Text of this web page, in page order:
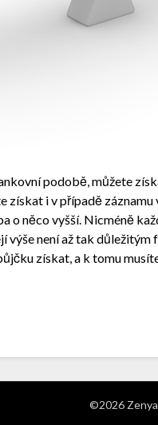
podobě, můžete
získat i v případě
o něco vyšší. Nicméně
výše není až tak
získat, a k tomu
©2026 Zenya